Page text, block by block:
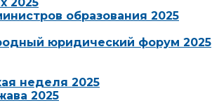
образования 2025
юридический форум 2025
неделя 2025
2025